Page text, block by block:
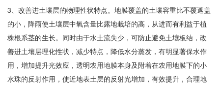
3、改善进土壤层的物理性状特点。地膜覆盖的土壤容重比不覆遮盖
的小，降雨使土壤层中氧含量比露地栽培的高，从进而有利益于植
株根系茎的生长。同时由于水土流失少，可防止避免土壤板结，改
善进土壤层理化性状，减少特点，降低水分蒸发，有明显著保水作
用，增加提升光效应，透明农用地膜本身及附着在农用地膜下的小
水珠的反射作用，使近地表土层的反射光增加，有效提升，合理地